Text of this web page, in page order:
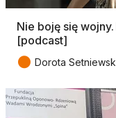
Nie boję się
[podcast]
● Dorota